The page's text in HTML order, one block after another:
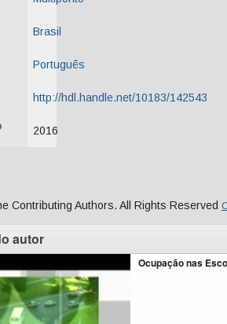
Brasil
Português
http://hdl.handle.net/10183/142543
2016
Contributing Authors. All Rights Reserved
autor
Ocupação nas